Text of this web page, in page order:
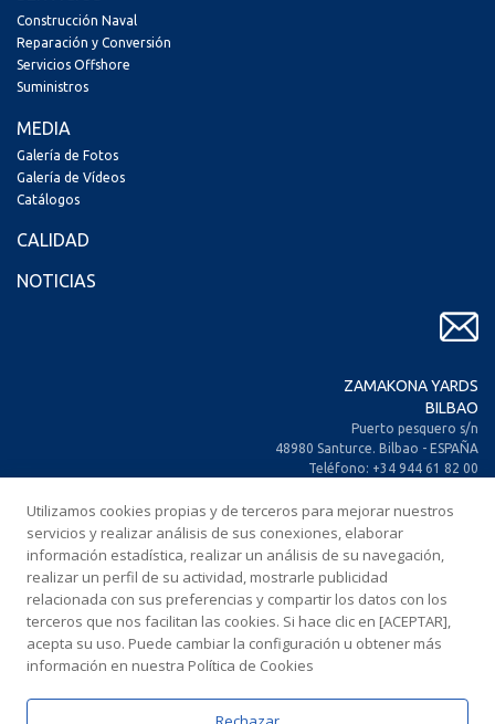
Construcción Naval
Reparación y Conversión
Servicios Offshore
Suministros
MEDIA
Galería de Fotos
Galería de Vídeos
Catálogos
CALIDAD
NOTICIAS
ZAMAKONA YARDS
BILBAO
Puerto pesquero s/n
48980 Santurce. Bilbao - ESPAÑA
Teléfono: +34 944 61 82 00
Fax: +34 944 61 25 80
E-mail: zamakona@zamakona.com
ZAMAKONA YARDS
ISLAS CANARIAS
CIA. Trasatlántica Española, s/n.
Dársena Exterior. Puerto de Las Palmas.
ESPAÑA
Utilizamos cookies propias y de terceros para mejorar nuestros
servicios y realizar análisis de sus conexiones, elaborar
información estadística, realizar un análisis de su navegación,
realizar un perfil de su actividad, mostrarle publicidad
relacionada con sus preferencias y compartir los datos con los
terceros que nos facilitan las cookies. Si hace clic en [ACEPTAR],
acepta su uso. Puede cambiar la configuración u obtener más
información en nuestra Política de Cookies